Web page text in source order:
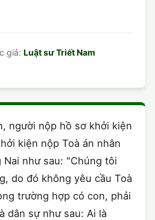
giả:Luật sư Triết Nam
người nộp hồ sơ khởi kiện
kiện nộp Toà án nhân
như sau: "Chúng tôi
do đó không yêu cầu Toà
trường hợp có con, phải
dân sự như sau: Ai là